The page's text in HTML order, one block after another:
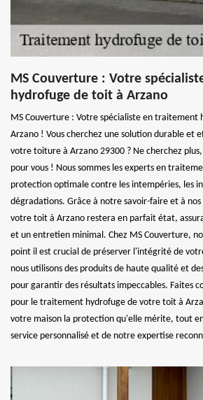
MS Couverture : Votre
hydrofuge de toit à Arzano
MS Couverture : Votre spécialiste en traitement
Arzano ! Vous cherchez une solution durable et
votre toiture à Arzano 29300 ? Ne cherchez
pour vous ! Nous sommes les experts en
protection optimale contre les intempéries, les
dégradations. Grâce à notre savoir-faire et à
votre toit à Arzano restera en parfait état,
et un entretien minimal. Chez MS Couverture,
point il est crucial de préserver l'intégrité de
nous utilisons des produits de haute qualité et
pour garantir des résultats impeccables. Faites
pour le traitement hydrofuge de votre toit à
votre maison la protection qu'elle mérite, tout
service personnalisé et de notre expertise